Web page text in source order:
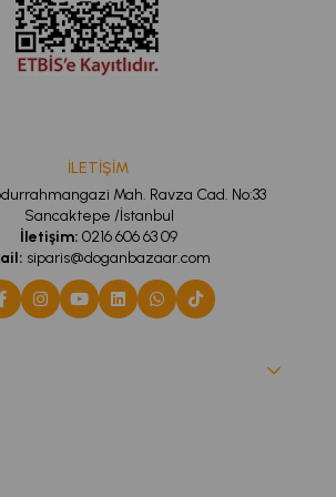
İLETİŞİM
Mah. Ravza Cad. No:33
Sancaktepe /İstanbul
İletişim: 0216 606 63 09
siparis@doganbazaar.com